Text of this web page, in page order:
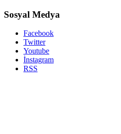
Sosyal Medya
Facebook
Twitter
Youtube
İnstagram
RSS